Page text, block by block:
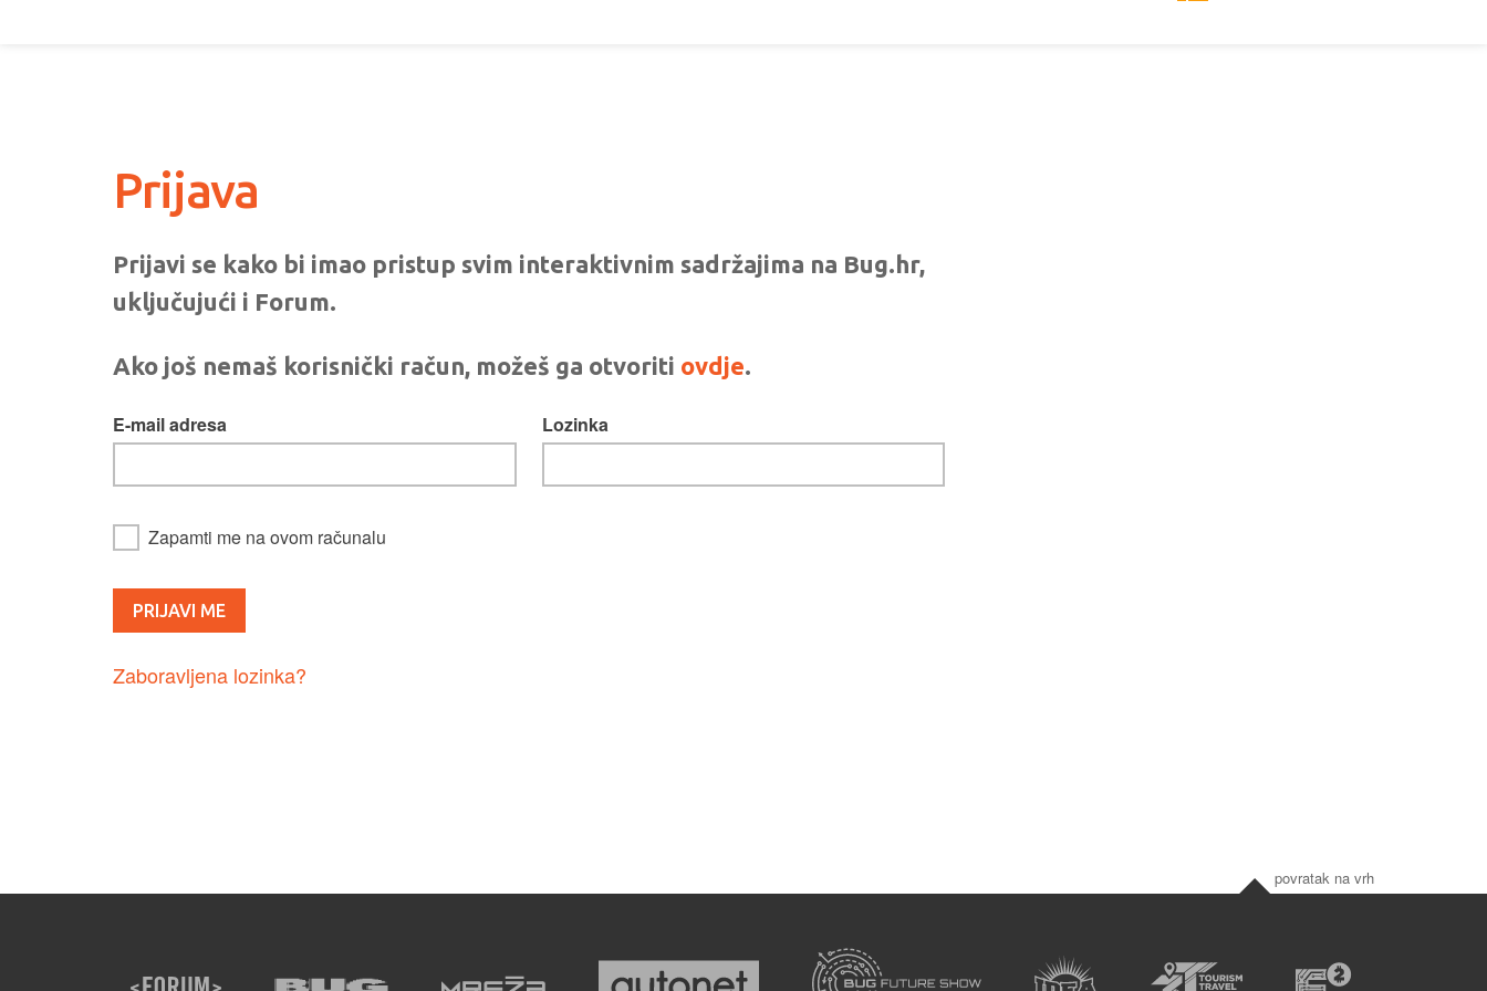
Prijava
Prijavi se kako bi imao pristup svim interaktivnim sadržajima na Bug.hr,
uključujući i Forum.
Ako još nemaš korisnički račun, možeš ga otvoriti ovdje.
E-mail adresa Lozinka
Zapamti me na ovom računalu
Zaboravljena lozinka?
povratak na vrh